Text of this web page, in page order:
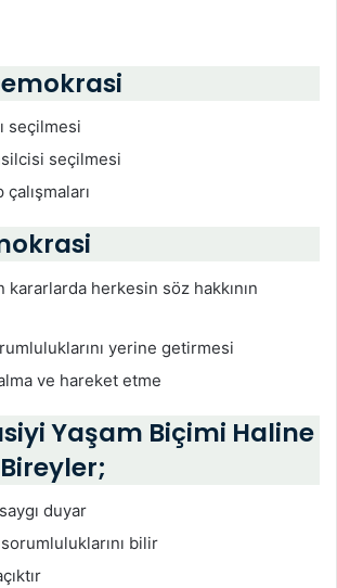
seçilmesi
seçilmesi
kararlarda herkesin söz hakkının
yerine getirmesi
ve hareket etme
Yaşam Biçimi Haline
duyar
sorumluluklarını bilir